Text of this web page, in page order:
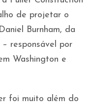
de projetar o
Burnham, da
– responsável por
Washington e
foi muito além do